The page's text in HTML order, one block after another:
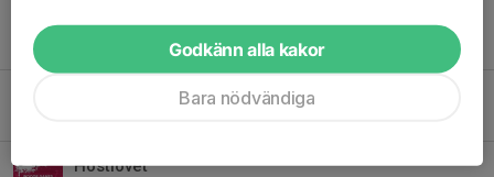
Terminsstart
0
Julfest och julavslutning
Höstlovet
Godkänn alla kakor
Bara nödvändiga